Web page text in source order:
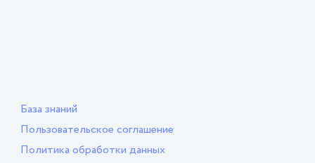
База знаний
Пользовательское соглашение
Политика обработки данных